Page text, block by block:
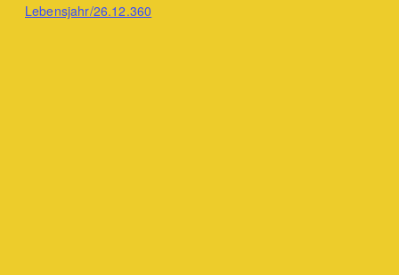
Lebensjahr/26.12.360